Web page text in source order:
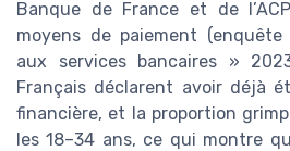
Banque de France et de
moyens de paiement (enquête
aux services bancaires »
Français déclarent avoir déjà
financière, et la proportion
les 18–34 ans, ce qui montre